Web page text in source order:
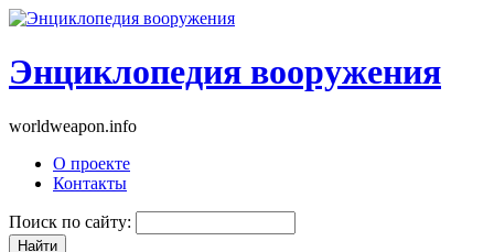
Энциклопедия вооружения
worldweapon.info
О проекте
Контакты
Поиск по сайту: